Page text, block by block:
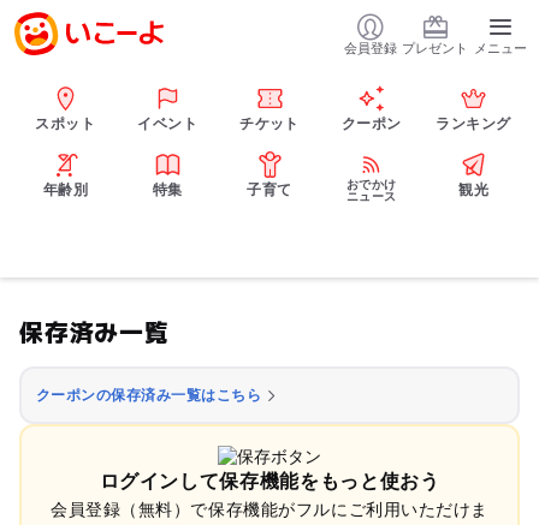
会員登録 プレゼント メニュー
スポット イベント チケット クーポン ランキング
年齢別 特集 子育て
おでかけ
ニュース
観光
保存済み一覧
クーポンの保存済み一覧はこちら
ログインして保存機能をもっと使おう
会員登録（無料）で保存機能がフルにご利用いただけま